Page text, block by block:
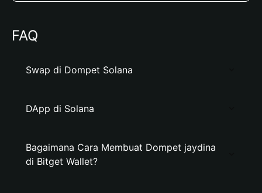
FAQ
Swap di Dompet Solana
DApp di Solana
Bagaimana Cara Membuat Dompet jaydina
di Bitget Wallet?